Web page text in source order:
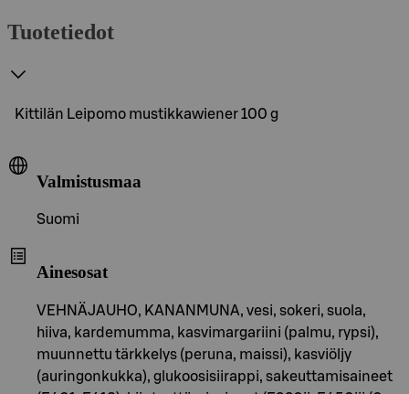
Tuotetiedot
Kittilän Leipomo mustikkawiener 100 g
Valmistusmaa
Suomi
Ainesosat
VEHNÄJAUHO, KANANMUNA, vesi, sokeri, suola,
hiiva, kardemumma, kasvimargariini (palmu, rypsi),
muunnettu tärkkelys (peruna, maissi), kasviöljy
(auringonkukka), glukoosisiirappi, sakeuttamisaineet